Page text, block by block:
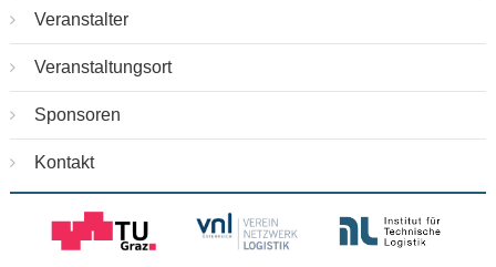
Veranstalter
Veranstaltungsort
Sponsoren
Kontakt